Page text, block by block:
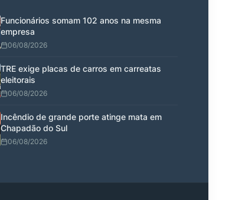
Funcionários somam 102 anos na mesma
empresa
06/08/2026
TRE exige placas de carros em carreatas
eleitorais
06/08/2026
Incêndio de grande porte atinge mata em
Chapadão do Sul
06/08/2026